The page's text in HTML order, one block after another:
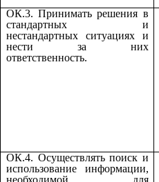
ОК.3. Принимать решения в
стандартных и
нестандартных ситуациях и
нести за них
ответственность.
ОК.4. Осуществлять поиск и
использование информации,
необходимой для